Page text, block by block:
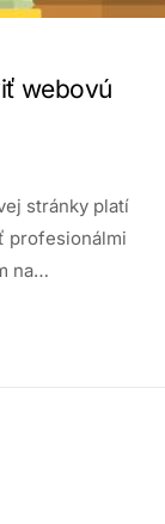
webovú
stránky platí
profesionálmi
na…